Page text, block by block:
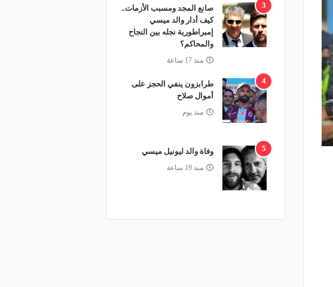
3
صانع المجد ومسبب الأزمات..
كيف أدار والد ميسي
إمبراطورية نجله بين النجاح
والمحاكم؟
منذ 17 ساعة
4
طرابزون ينفي الحجز على
أموال صلاح
منذ يوم
5 وفاة والد ليونيل ميسي
منذ 19 ساعة